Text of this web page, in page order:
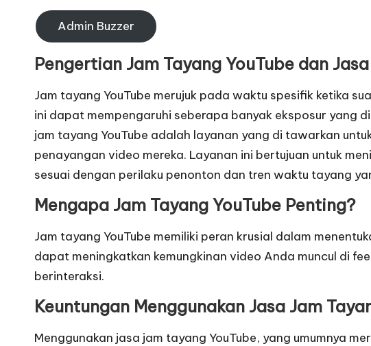
Admin Buzzer
Pengertian Jam Tayang YouTube dan
Jam tayang YouTube merujuk pada waktu spesifik ketika
ini dapat mempengaruhi seberapa banyak eksposur yang
jam tayang YouTube adalah layanan yang di tawarkan
penayangan video mereka. Layanan ini bertujuan untuk
sesuai dengan perilaku penonton dan tren waktu tayang
Mengapa Jam Tayang YouTube Penting?
Jam tayang YouTube memiliki peran krusial dalam
dapat meningkatkan kemungkinan video Anda muncul di
berinteraksi.
Keuntungan Menggunakan Jasa Jam
Menggunakan jasa jam tayang YouTube, yang umumnya